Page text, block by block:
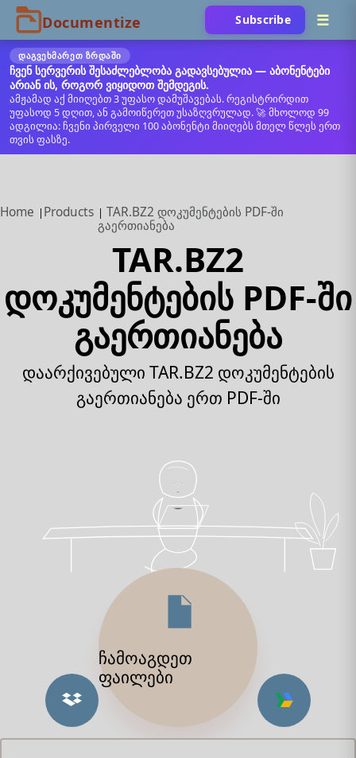
Subscribe
ᲓᲐᲒᲕᲔᲮᲛᲐᲠᲔᲗ ᲖᲠᲓᲐᲨᲘ
ჩვენ სერვერის შესაძლებლობა გადავსებულია — აბონენტები
არიან ის, როგორ ვიყიდოთ შემდეგის.
ამჟამად აქ მიიღებთ 3 უფასო დამუშავებას. რეგისტრირდით
უფასოდ 5 დღით, ან გამოიწერეთ უსაზღვრულად. 🚀 მხოლოდ 99
ადგილია: ჩვენი პირველი 100 აბონენტი მიიღებს მთელ წლეს ერთ
თვის ფასზე.
Home Products
TAR.BZ2 დოკუმენტების PDF-ში
გაერთიანება
TAR.BZ2
დოკუმენტების PDF-ში
გაერთიანება
დაარქივებული TAR.BZ2 დოკუმენტების
გაერთიანება ერთ PDF-ში
ჩამოაგდეთ
ფაილები